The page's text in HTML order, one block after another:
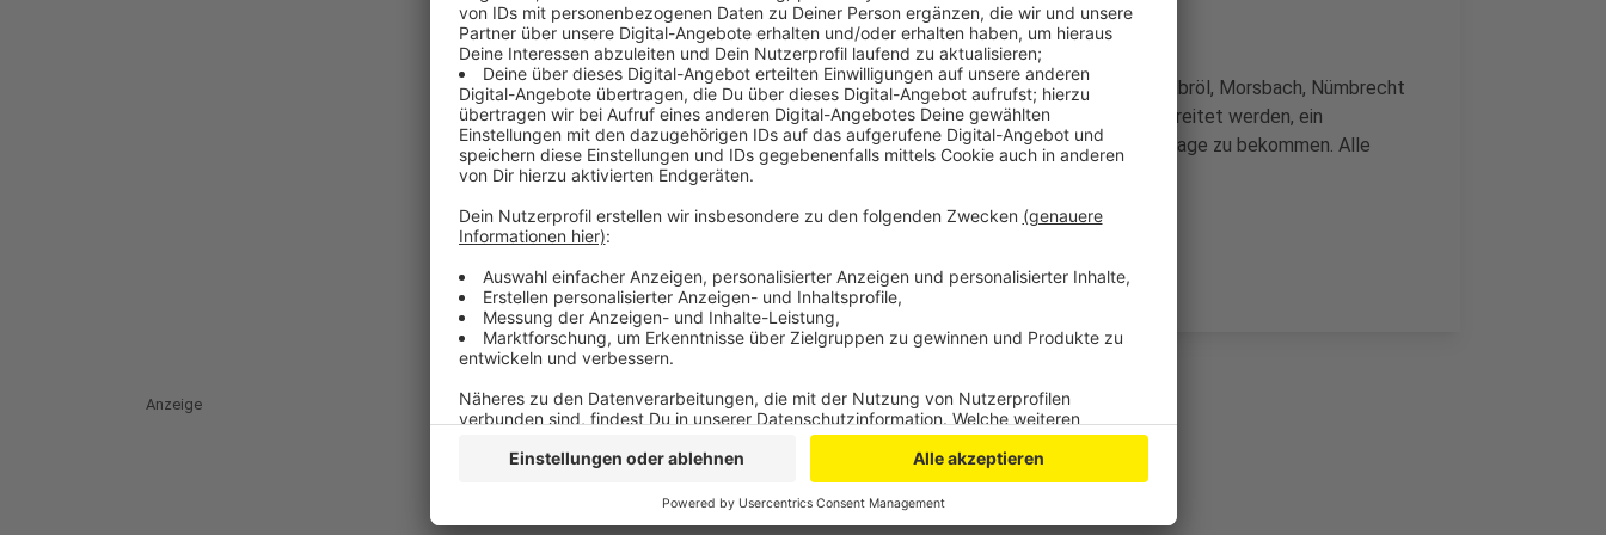
Morgen werden die Weihnachtskisten dann bei den Tafeln in Waldbröl, Morsbach, Nümbrecht
und Wiehl verteilt. So soll Menschen einmal im Jahr die Freude bereitet werden, ein
persönliches Geschenk mit haltbaren Lebensmitteln für die Festtage zu bekommen. Alle
Details zu den Abgabezeiten etc
Anzeige
Anzeige